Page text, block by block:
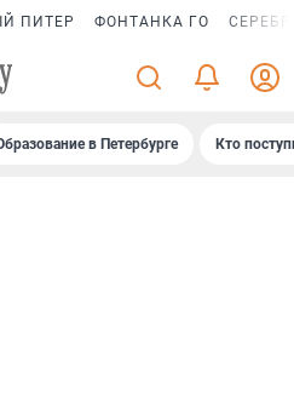
ПИТЕР ФОНТАНКА ГО
в Петербурге Кто